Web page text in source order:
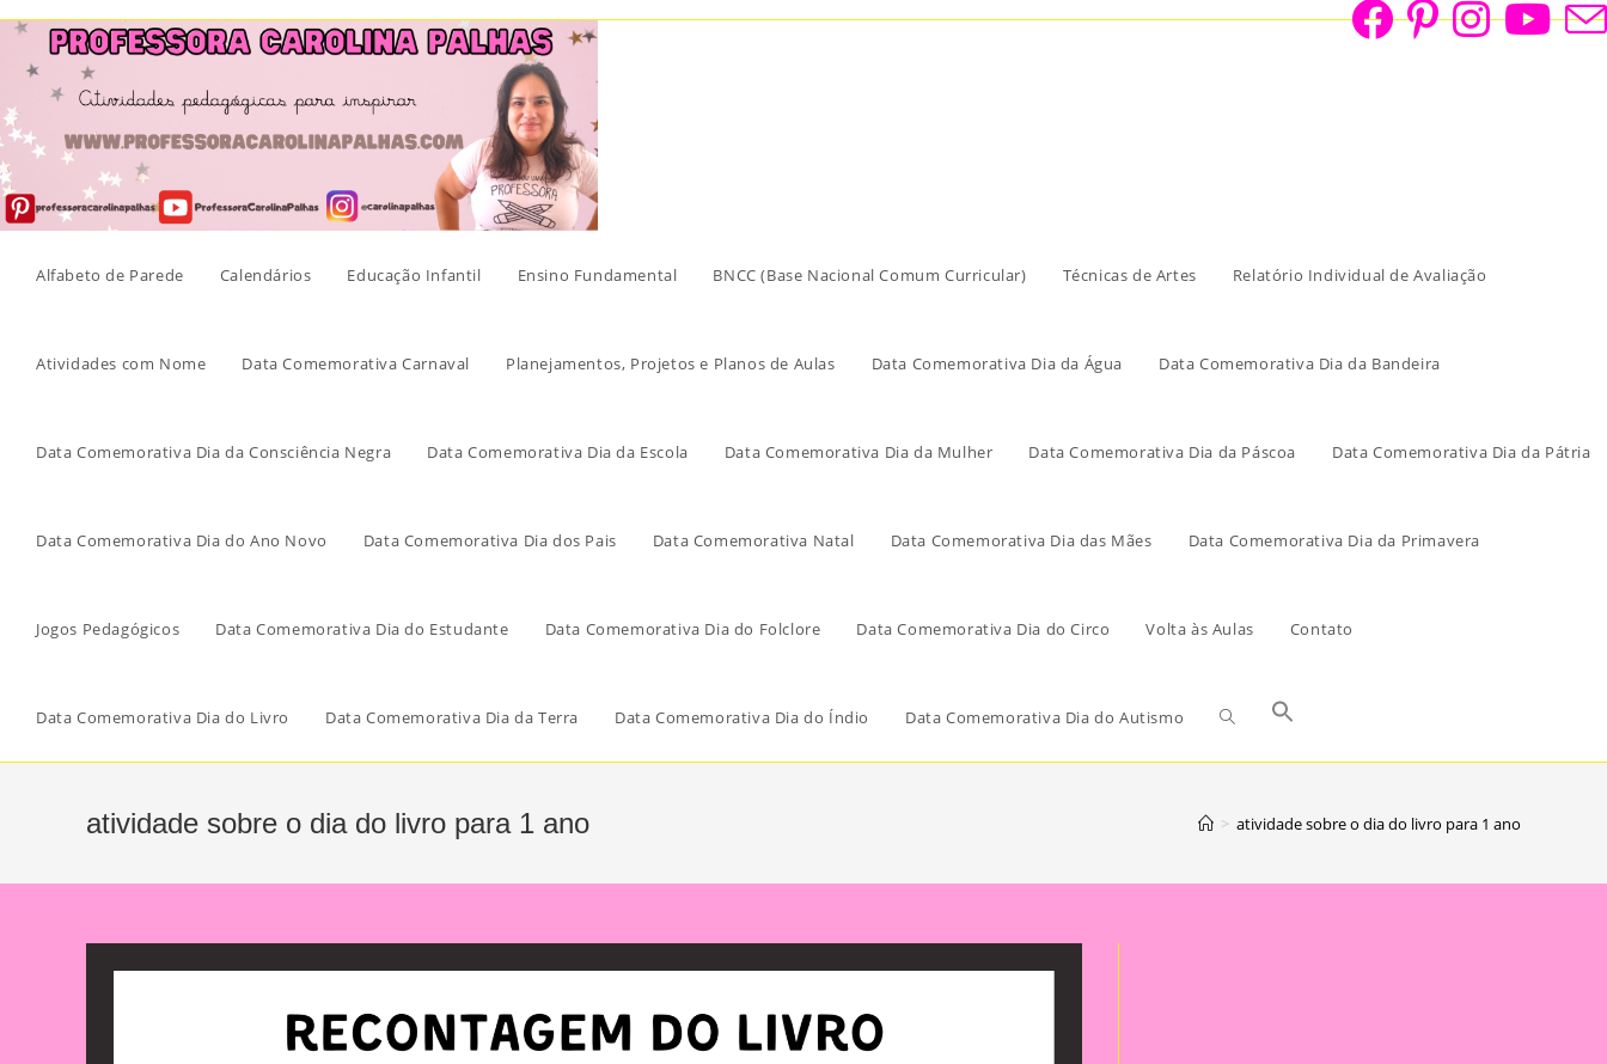
Skip
content
Alfabeto de Parede Calendários Educação Infantil Ensino Fundamental BNCC (Base Nacional Comum Curricular) Técnicas de Artes Relatório Individual de Avaliação
Atividades com Nome Data Comemorativa Carnaval Planejamentos, Projetos e Planos de Aulas Data Comemorativa Dia da Água Data Comemorativa Dia da Bandeira
Data Comemorativa Dia da Consciência Negra Data Comemorativa Dia da Escola Data Comemorativa Dia da Mulher Data Comemorativa Dia da Páscoa Data Comemorativa Dia da Pátria
Data Comemorativa Dia do Ano Novo Data Comemorativa Dia dos Pais Data Comemorativa Natal Data Comemorativa Dia das Mães Data Comemorativa Dia da Primavera
Jogos Pedagógicos Data Comemorativa Dia do Estudante Data Comemorativa Dia do Folclore Data Comemorativa Dia do Circo Volta às Aulas Contato
Data Comemorativa Dia do Livro Data Comemorativa Dia da Terra Data Comemorativa Dia do Índio Data Comemorativa Dia do Autismo
atividade sobre o dia do livro para 1 ano > atividade sobre o dia do livro para 1 ano